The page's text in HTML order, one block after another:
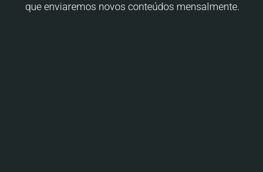
que enviaremos novos conteúdos mensalmente.